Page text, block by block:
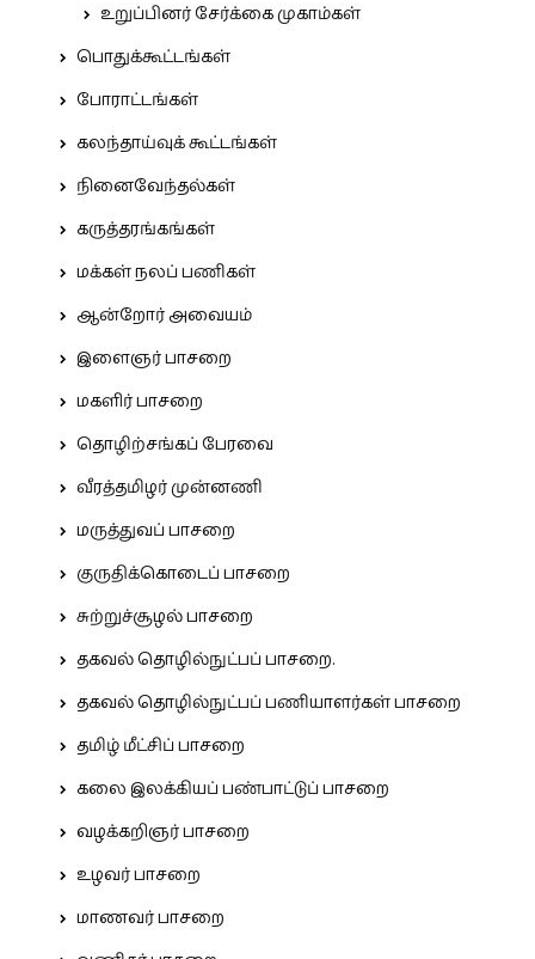
உறுப்பினர் சேர்க்கை முகாம்கள்
பொதுக்கூட்டங்கள்
போராட்டங்கள்
கலந்தாய்வுக் கூட்டங்கள்
நினைவேந்தல்கள்
கருத்தரங்கங்கள்
மக்கள் நலப் பணிகள்
ஆன்றோர் அவையம்
இளைஞர் பாசறை
மகளிர் பாசறை
தொழிற்சங்கப் பேரவை
வீரத்தமிழர் முன்னணி
மருத்துவப் பாசறை
குருதிக்கொடைப் பாசறை
சுற்றுச்சூழல் பாசறை
தகவல் தொழில்நுட்பப் பாசறை.
தகவல் தொழில்நுட்பப் பணியாளர்கள் பாசறை
தமிழ் மீட்சிப் பாசறை
கலை இலக்கியப் பண்பாட்டுப் பாசறை
வழக்கறிஞர் பாசறை
உழவர் பாசறை
மாணவர் பாசறை